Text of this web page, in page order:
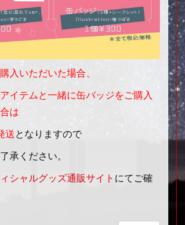
入いただいた場合、
イテムと一緒に缶バッジをご購入
は
送となりますので
承ください。
シャルグッズ通販サイト にてご確